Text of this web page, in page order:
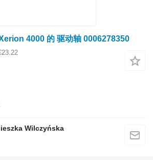
4000 的 驱动轴 0006278350
Wilczyńska